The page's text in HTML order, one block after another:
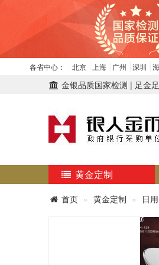
各省中心： 北京 上海 广州 深圳
金银品质国家检测 | 足金
黄金定制
首页 黄金定制 日